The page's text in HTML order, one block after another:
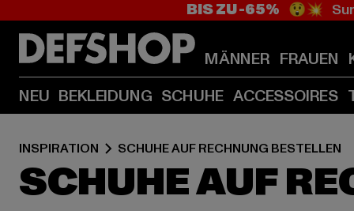
BIS ZU -65% 😲💥
MÄNNER FRAUEN
NEU BEKLEIDUNG SCHUHE ACCESSOIRES
INSPIRATION SCHUHE AUF RECHNUNG BESTELLEN
SCHUHE AUF